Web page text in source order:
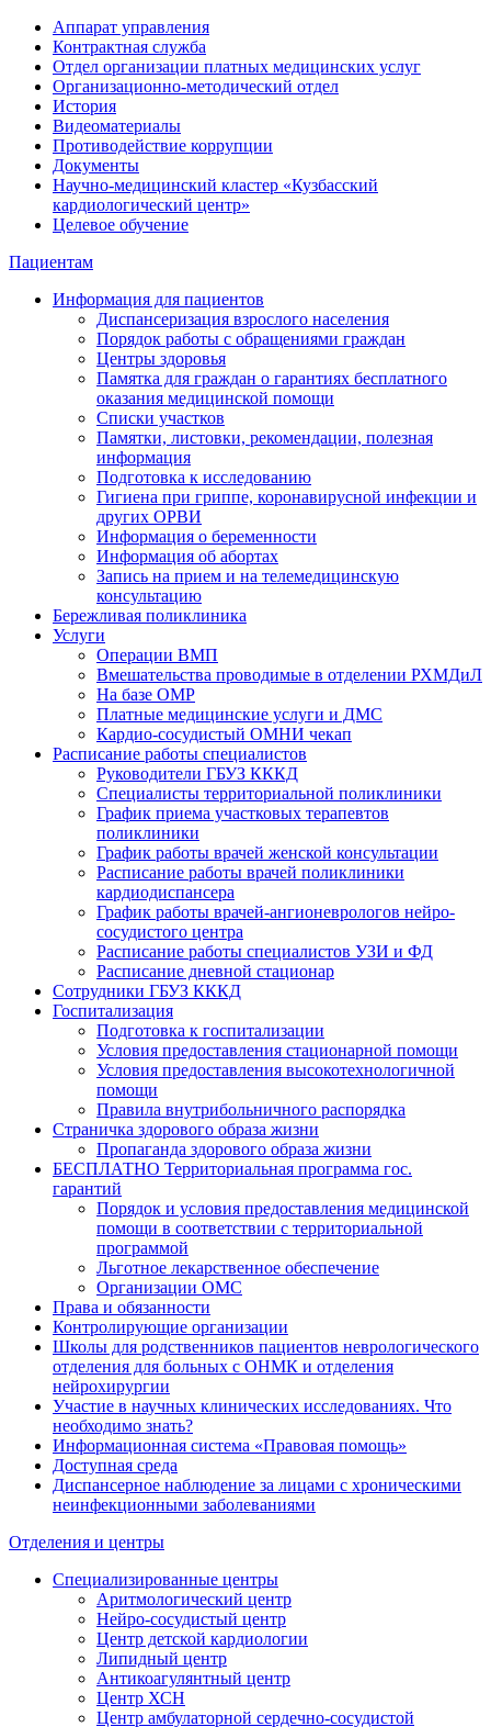
Аппарат управления
Контрактная служба
Отдел организации платных медицинских услуг
Организационно-методический отдел
История
Видеоматериалы
Противодействие коррупции
Документы
Научно-медицинский кластер «Кузбасский
кардиологический центр»
Целевое обучение
Пациентам
Информация для пациентов
Диспансеризация взрослого населения
Порядок работы с обращениями граждан
Центры здоровья
Памятка для граждан о гарантиях бесплатного
оказания медицинской помощи
Cписки участков
Памятки, листовки, рекомендации, полезная
информация
Подготовка к исследованию
Гигиена при гриппе, коронавирусной инфекции и
других ОРВИ
Информация о беременности
Информация об абортах
Запись на прием и на телемедицинскую
консультацию
Бережливая поликлиника
Услуги
Операции ВМП
Вмешательства проводимые в отделении РХМДиЛ
На базе ОМР
Платные медицинские услуги и ДМС
Кардио-сосудистый ОМНИ чекап
Расписание работы специалистов
Руководители ГБУЗ КККД
Специалисты территориальной поликлиники
График приема участковых терапевтов
поликлиники
График работы врачей женской консультации
Расписание работы врачей поликлиники
кардиодиспансера
График работы врачей-ангионеврологов нейро-
сосудистого центра
Расписание работы специалистов УЗИ и ФД
Расписание дневной стационар
Сотрудники ГБУЗ КККД
Госпитализация
Подготовка к госпитализации
Условия предоставления стационарной помощи
Условия предоставления высокотехнологичной
помощи
Правила внутрибольничного распорядка
Страничка здорового образа жизни
Пропаганда здорового образа жизни
БЕСПЛАТНО Территориальная программа гос.
гарантий
Порядок и условия предоставления медицинской
помощи в соответствии с территориальной
программой
Льготное лекарственное обеспечение
Организации ОМС
Права и обязанности
Контролирующие организации
Школы для родственников пациентов неврологического
отделения для больных с ОНМК и отделения
нейрохирургии
Участие в научных клинических исследованиях. Что
необходимо знать?
Информационная система «Правовая помощь»
Доступная среда
Диспансерное наблюдение за лицами с хроническими
неинфекционными заболеваниями
Отделения и центры
Специализированные центры
Аритмологический центр
Нейро-сосудистый центр
Центр детской кардиологии
Липидный центр
Антикоагулянтный центр
Центр ХСН
Центр амбулаторной сердечно-сосудистой